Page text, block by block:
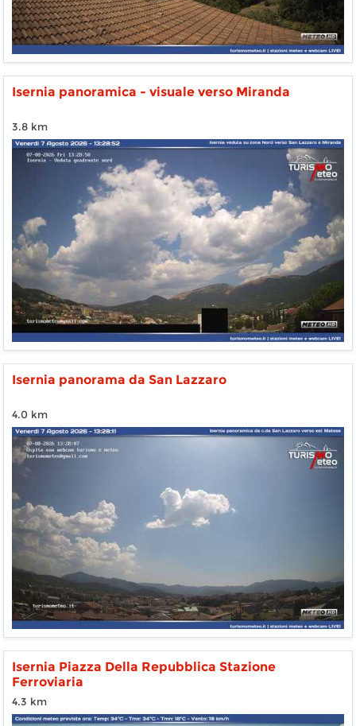
Isernia panoramica - visuale verso Miranda
3.8 km
Isernia panorama da San Lazzaro
4.0 km
Isernia Piazza Della Repubblica Stazione
Ferroviaria
4.3 km